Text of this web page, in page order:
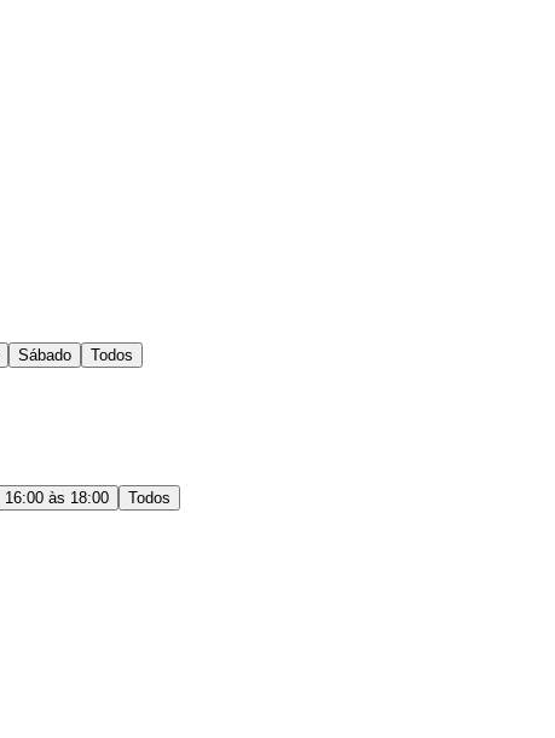
Sábado Todos
16:00 às 18:00
Todos